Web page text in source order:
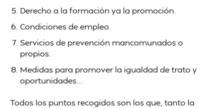
Derecho a la formación ya la promoción.
Condiciones de empleo.
Servicios de prevención mancomunados o
propios.
Medidas para promover la igualdad de trato y
oportunidades…
Todos los puntos recogidos son los que, tanto la